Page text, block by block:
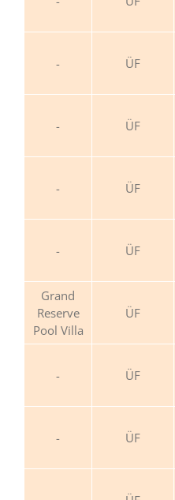
ÜF
ÜF
ÜF
ÜF
Grand
Reserve
Pool Villa
ÜF
ÜF
ÜF